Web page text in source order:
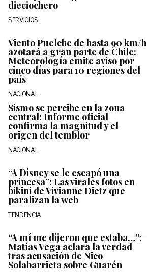
dieciochero
SERVICIOS
Viento Puelche de hasta 90 km/h
azotará a gran parte de Chile:
Meteorología emite aviso por
cinco días para 10 regiones del
país
NACIONAL
Sismo se percibe en la zona
central: Informe oficial
confirma la magnitud y el
origen del temblor
NACIONAL
“A Disney se le escapó una
princesa”: Las virales fotos en
bikini de Vivianne Dietz que
paralizan la web
TENDENCIA
“A mí me dijeron que estaba…”:
Matías Vega aclara la verdad
tras acusación de Nico
Solabarrieta sobre Guarén